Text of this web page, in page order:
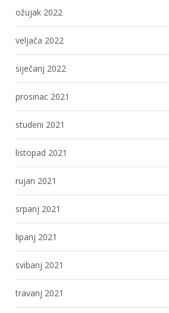
ožujak 2022
veljača 2022
siječanj 2022
prosinac 2021
studeni 2021
listopad 2021
rujan 2021
srpanj 2021
lipanj 2021
svibanj 2021
travanj 2021